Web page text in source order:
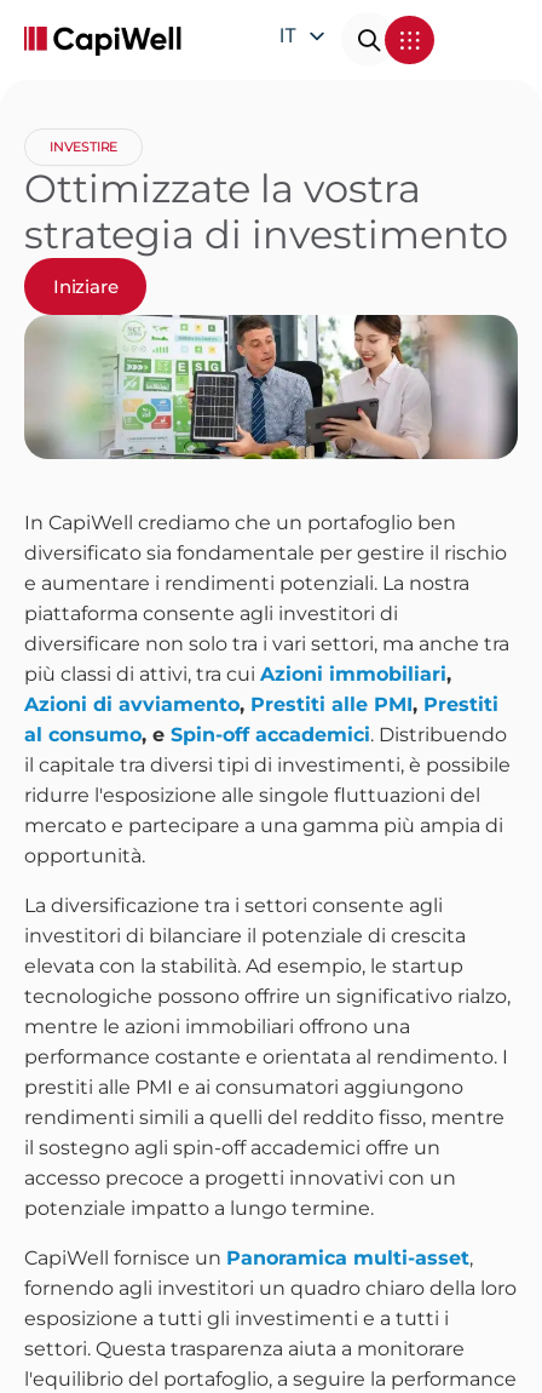
IT
INVESTIRE
Ottimizzate la vostra
strategia di investimento
Iniziare
In CapiWell crediamo che un portafoglio ben
diversificato sia fondamentale per gestire il rischio
e aumentare i rendimenti potenziali. La nostra
piattaforma consente agli investitori di
diversificare non solo tra i vari settori, ma anche tra
più classi di attivi, tra cui Azioni immobiliari,
Azioni di avviamento, Prestiti alle PMI, Prestiti
al consumo, e Spin-off accademici. Distribuendo
il capitale tra diversi tipi di investimenti, è possibile
ridurre l'esposizione alle singole fluttuazioni del
mercato e partecipare a una gamma più ampia di
opportunità.
La diversificazione tra i settori consente agli
investitori di bilanciare il potenziale di crescita
elevata con la stabilità. Ad esempio, le startup
tecnologiche possono offrire un significativo rialzo,
mentre le azioni immobiliari offrono una
performance costante e orientata al rendimento. I
prestiti alle PMI e ai consumatori aggiungono
rendimenti simili a quelli del reddito fisso, mentre
il sostegno agli spin-off accademici offre un
accesso precoce a progetti innovativi con un
potenziale impatto a lungo termine.
CapiWell fornisce un Panoramica multi-asset,
fornendo agli investitori un quadro chiaro della loro
esposizione a tutti gli investimenti e a tutti i
settori. Questa trasparenza aiuta a monitorare
l'equilibrio del portafoglio, a seguire la performance